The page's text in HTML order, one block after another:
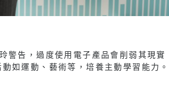
警告，過度使用電子產品會削弱其現實
如運動、藝術等，培養主動學習能力。